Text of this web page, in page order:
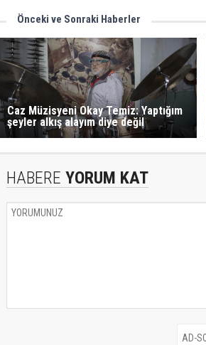
Önceki ve Sonraki Haberler
Caz Müzisyeni Okay Temiz: Yaptığım
şeyler alkış alayım diye değil
HABERE YORUM KAT